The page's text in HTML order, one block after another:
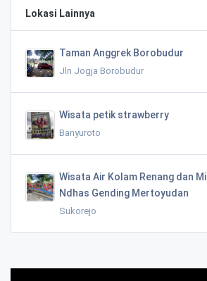
Lokasi Lainnya
Taman Anggrek Borobudur
Jln Jogja Borobudur
Wisata petik strawberry
Banyuroto
Wisata Air Kolam Renang dan
Ndhas Gending Mertoyudan
Sukorejo